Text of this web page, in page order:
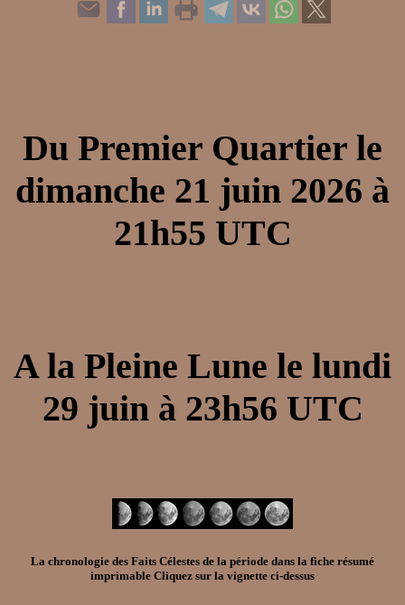
Du Premier Quartier le
dimanche 21 juin 2026 à
21h55 UTC
A la Pleine Lune le lundi
29 juin à 23h56 UTC
La chronologie des Faits Célestes de la période dans la fiche résumé
imprimable Cliquez sur la vignette ci-dessus